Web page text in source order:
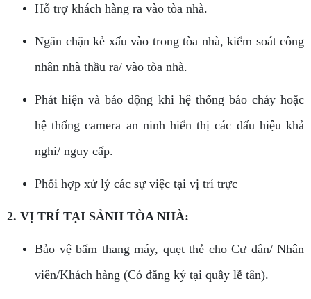
Hỗ trợ khách hàng ra vào tòa nhà.
Ngăn chặn kẻ xấu vào trong tòa nhà, kiểm soát công
nhân nhà thầu ra/ vào tòa nhà.
Phát hiện và báo động khi hệ thống báo cháy hoặc
hệ thống camera an ninh hiển thị các dấu hiệu khả
nghi/ nguy cấp.
Phối hợp xử lý các sự việc tại vị trí trực
2. VỊ TRÍ TẠI SẢNH TÒA NHÀ:
Bảo vệ bấm thang máy, quẹt thẻ cho Cư dân/ Nhân
viên/Khách hàng (Có đăng ký tại quầy lễ tân).